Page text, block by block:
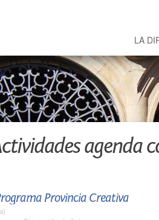
LA
agenda
Provincia Creativa